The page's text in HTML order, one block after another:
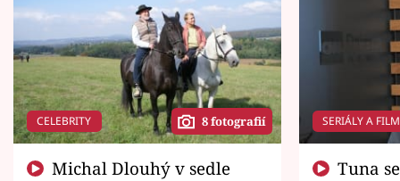
CELEBRITY 8 fotografií SERIÁLY A